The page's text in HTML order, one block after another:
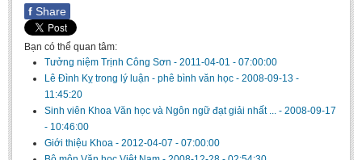
f Share
Bạn có thể quan tâm:
Tưởng niệm Trịnh Công Sơn - 2011-04-01 - 07:00:00
Lê Đình Kỵ trong lý luận - phê bình văn học - 2008-09-13 -
11:45:20
Sinh viên Khoa Văn học và Ngôn ngữ đạt giải nhất ... - 2008-09-17
- 10:46:00
Giới thiệu Khoa - 2012-04-07 - 07:00:00